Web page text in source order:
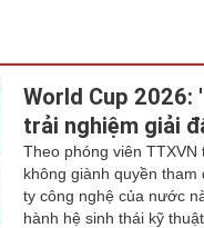
World Cup 2026:
trải nghiệm giải
Theo phóng viên TTXVN
không giành quyền tham
ty công nghệ của nước
hành hệ sinh thái kỹ